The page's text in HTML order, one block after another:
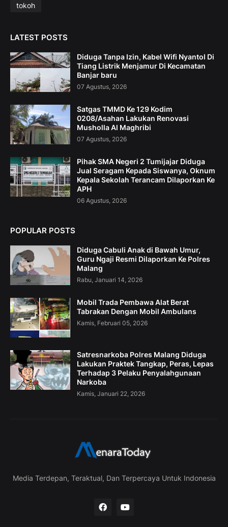
tokoh
LATEST POSTS
Diduga Tanpa Izin, Kabel Wifi Nyantol Di
Tiang Listrik Menjamur Di Kecamatan
Banjar baru
07 Agustus, 2026
Satgas TMMD Ke 129 Kodim
0208/Asahan Lakukan Renovasi
Musholla Al Maghribi
07 Agustus, 2026
Pihak SMA Negeri 2 Tumijajar Diduga
Jual Seragam Kepada Siswanya, Oknum
Kepala Sekolah Terancam Dilaporkan Ke
APH
06 Agustus, 2026
POPULAR POSTS
Diduga Cabuli Anak di Bawah Umur,
Guru Ngaji Resmi Dilaporkan Ke Polres
Malang
Rabu, Januari 14, 2026
Mobil Trada Pembawa Alat Berat
Tabrakan Dengan Mobil Ambulans
Kamis, Februari 05, 2026
Satresnarkoba Polres Malang Diduga
Lakukan Praktek Tangkap, Peras, Lepas
Terhadap 3 Pelaku Penyalahgunaan
Narkoba
Kamis, Januari 22, 2026
Media Terdepan, Teraktual, Dan Terpercaya Untuk Indonesia